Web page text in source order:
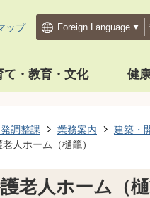
ップ
て・教育・文化 健
調整課 業務案内 建築・
人ホーム（樋籠）
老人ホーム（樋